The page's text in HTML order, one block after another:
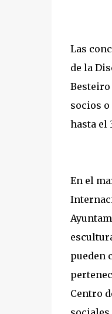
Las
de la
socios
hasta el
En el
pueden
Centro